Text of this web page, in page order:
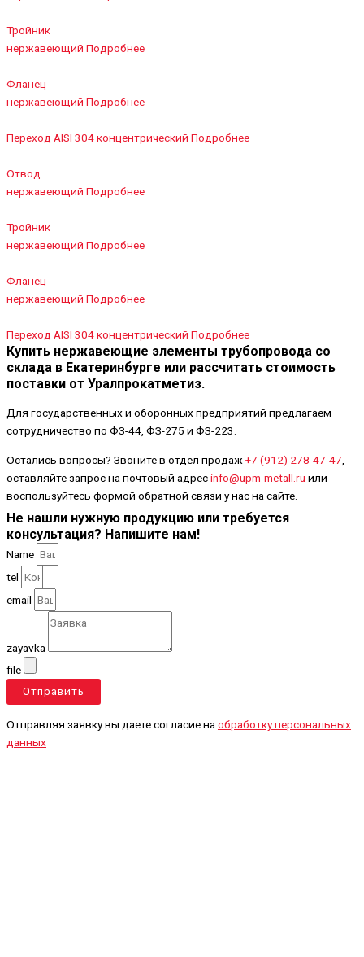
Тройник
нержавеющий Подробнее
Фланец
нержавеющий Подробнее
Переход AISI 304 концентрический Подробнее
Отвод
нержавеющий Подробнее
Тройник
нержавеющий Подробнее
Фланец
нержавеющий Подробнее
Переход AISI 304 концентрический Подробнее
Купить нержавеющие элементы трубопровода со
склада в Екатеринбурге или рассчитать стоимость
поставки от Уралпрокатметиз.
Для государственных и оборонных предприятий предлагаем
сотрудничество по ФЗ-44, ФЗ-275 и ФЗ-223.
Остались вопросы? Звоните в отдел продаж +7 (912) 278-47-47
оставляйте запрос на почтовый адресinfo@upm-metall.ru или
воспользуйтесь формой обратной связи у нас на сайте.
Не нашли нужную продукцию или требуется
консультация? Напишите нам!
Name
tel
email
zayavka
file
Отправить
Отправляя заявку вы даете согласие наобработку персональных
данных